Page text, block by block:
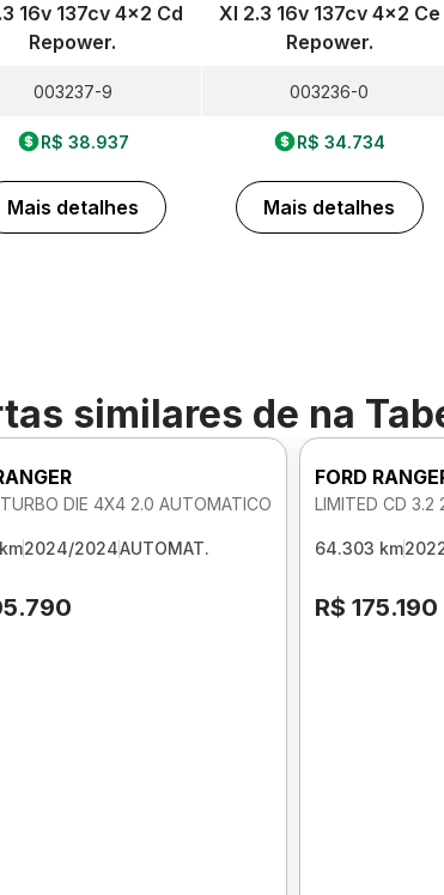
16v 137cv 4x2 Cd
Repower.
003237-9
R$ 38.937
Mais detalhes
Xl 2.3 16v 137cv 4x2 Ce
Repower.
003236-0
R$ 34.734
Mais detalhes
similares de na
DIE 4X4 2.0 AUTOMATICO
2024/2024AUTOMAT.
FORD
LIMITED CD 3.2
64.303 km
R$ 175.190